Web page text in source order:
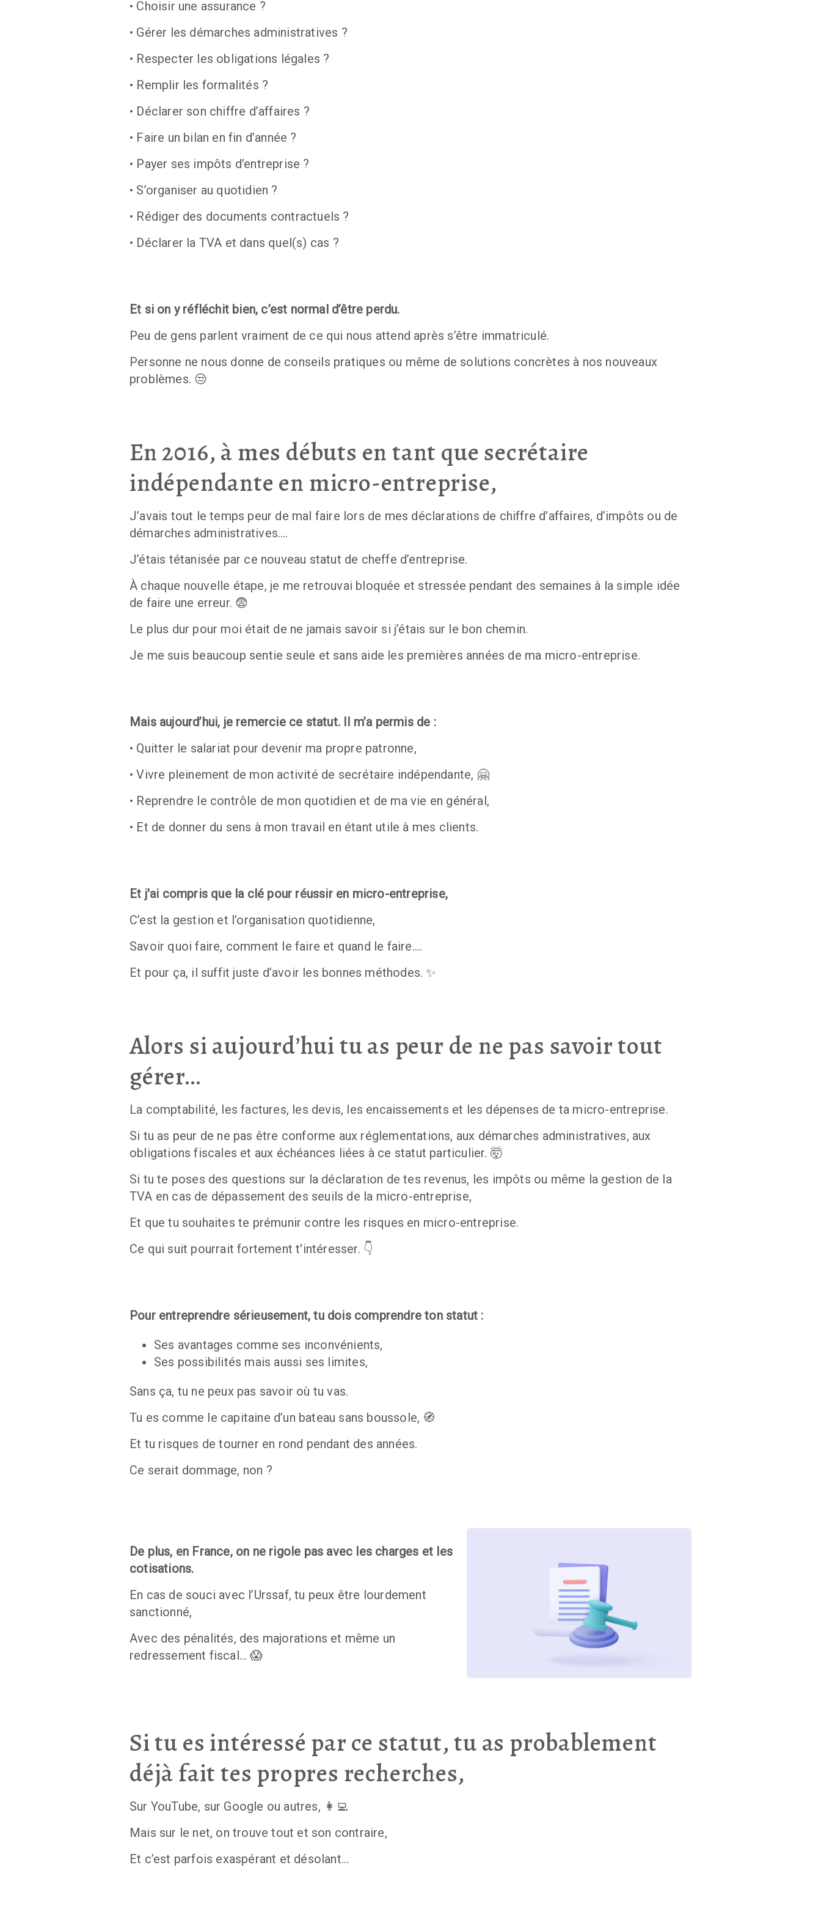
• Choisir une assurance ?
• Gérer les démarches administratives ?
• Respecter les obligations légales ?
• Remplir les formalités ?
• Déclarer son chiffre d’affaires ?
• Faire un bilan en fin d’année ?
• Payer ses impôts d’entreprise ?
• S’organiser au quotidien ?
• Rédiger des documents contractuels ?
• Déclarer la TVA et dans quel(s) cas ?
Et si on y réfléchit bien, c’est normal d’être perdu.
Peu de gens parlent vraiment de ce qui nous attend après s’être immatriculé.
Personne ne nous donne de conseils pratiques ou même de solutions concrètes à nos nouveaux
problèmes. 😒
En 2016, à mes débuts en tant que secrétaire
indépendante en micro-entreprise,
J’avais tout le temps peur de mal faire lors de mes déclarations de chiffre d’affaires, d’impôts ou de
démarches administratives….
J’étais tétanisée par ce nouveau statut de cheffe d’entreprise.
À chaque nouvelle étape, je me retrouvai bloquée et stressée pendant des semaines à la simple idée
de faire une erreur. 😨
Le plus dur pour moi était de ne jamais savoir si j’étais sur le bon chemin.
Je me suis beaucoup sentie seule et sans aide les premières années de ma micro-entreprise.
Mais aujourd’hui, je remercie ce statut. Il m’a permis de :
• Quitter le salariat pour devenir ma propre patronne,
• Vivre pleinement de mon activité de secrétaire indépendante, 🤗
• Reprendre le contrôle de mon quotidien et de ma vie en général,
• Et de donner du sens à mon travail en étant utile à mes clients.
Et j'ai compris que la clé pour réussir en micro-entreprise,
C’est la gestion et l’organisation quotidienne,
Savoir quoi faire, comment le faire et quand le faire….
Et pour ça, il suffit juste d’avoir les bonnes méthodes. ✨
Alors si aujourd’hui tu as peur de ne pas savoir tout
gérer…
La comptabilité, les factures, les devis, les encaissements et les dépenses de ta micro-entreprise.
Si tu as peur de ne pas être conforme aux réglementations, aux démarches administratives, aux
obligations fiscales et aux échéances liées à ce statut particulier. 🤯
Si tu te poses des questions sur la déclaration de tes revenus, les impôts ou même la gestion de la
TVA en cas de dépassement des seuils de la micro-entreprise,
Et que tu souhaites te prémunir contre les risques en micro-entreprise.
Ce qui suit pourrait fortement t'intéresser. 👇
Pour entreprendre sérieusement, tu dois comprendre ton statut :
Ses avantages comme ses inconvénients,
Ses possibilités mais aussi ses limites,
Sans ça, tu ne peux pas savoir où tu vas.
Tu es comme le capitaine d’un bateau sans boussole, 🧭
Et tu risques de tourner en rond pendant des années.
Ce serait dommage, non ?
De plus, en France, on ne rigole pas avec les charges et les
cotisations.
En cas de souci avec l’Urssaf, tu peux être lourdement
sanctionné,
Avec des pénalités, des majorations et même un
redressement fiscal… 😱
Si tu es intéressé par ce statut, tu as probablement
déjà fait tes propres recherches,
Sur YouTube, sur Google ou autres, 👩‍💻
Mais sur le net, on trouve tout et son contraire,
Et c’est parfois exaspérant et désolant…